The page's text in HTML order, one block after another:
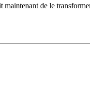
maintenant de le